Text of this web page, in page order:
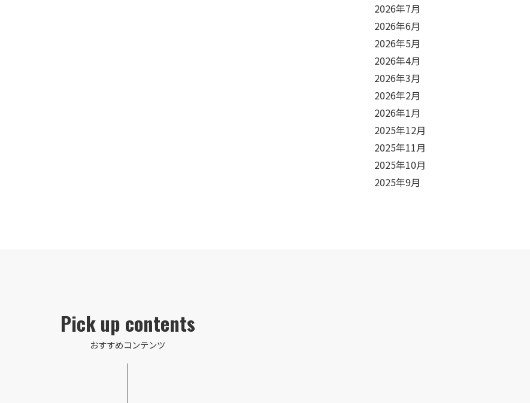
2026年7月
2026年6月
2026年5月
2026年4月
2026年3月
2026年2月
2026年1月
2025年12月
2025年11月
2025年10月
2025年9月
Pick up contents
おすすめコンテンツ